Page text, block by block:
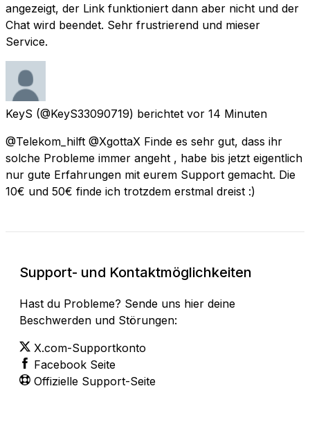
angezeigt, der Link funktioniert dann aber nicht und der
Chat wird beendet. Sehr frustrierend und mieser
Service.
KeyS (@KeyS33090719) berichtet vor 14 Minuten
@Telekom_hilft @XgottaX Finde es sehr gut, dass ihr
solche Probleme immer angeht , habe bis jetzt eigentlich
nur gute Erfahrungen mit eurem Support gemacht. Die
10€ und 50€ finde ich trotzdem erstmal dreist :)
Support- und Kontaktmöglichkeiten
Hast du Probleme? Sende uns hier deine
Beschwerden und Störungen:
X.com-Supportkonto
Facebook Seite
Offizielle Support-Seite